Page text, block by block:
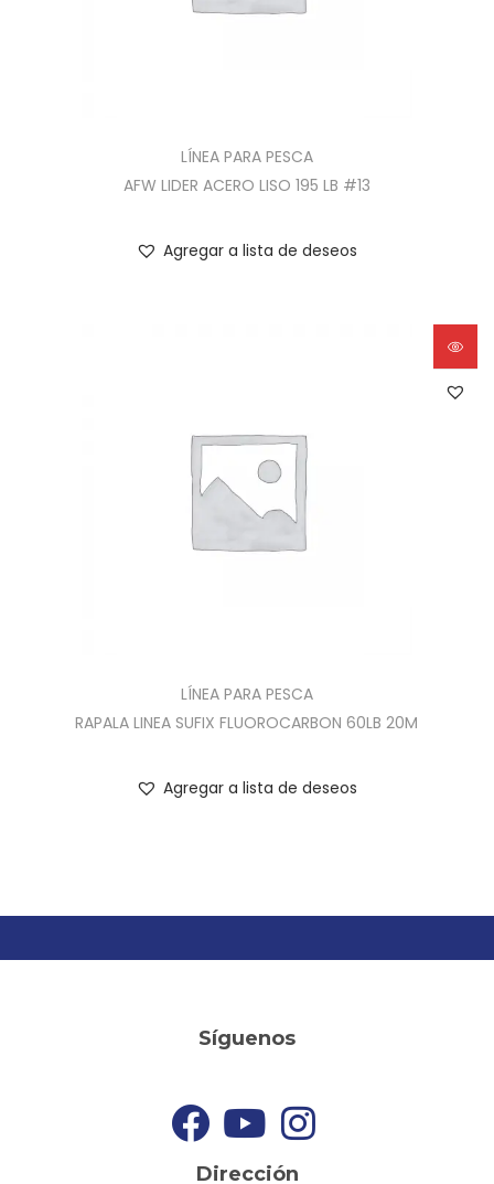
LÍNEA PARA PESCA
AFW LIDER ACERO LISO 195 LB #13
Agregar a lista de deseos
LÍNEA PARA PESCA
RAPALA LINEA SUFIX FLUOROCARBON 60LB 20M
Agregar a lista de deseos
Síguenos
Dirección